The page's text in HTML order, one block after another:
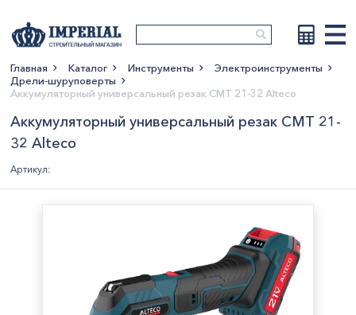
Показать больше
Главная Каталог Инструменты
Электроинструменты
Дрели-шуруповерты
Аккумуляторный универсальный резак СМТ 21-32 Alteco
Аккумуляторный универсальный резак СМТ 21-
32 Alteco
Артикул: